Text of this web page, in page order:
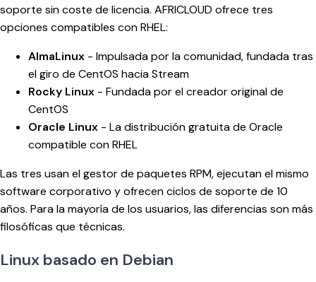
soporte sin coste de licencia. AFRICLOUD ofrece tres
opciones compatibles con RHEL:
AlmaLinux - Impulsada por la comunidad, fundada tras
el giro de CentOS hacia Stream
Rocky Linux - Fundada por el creador original de
CentOS
Oracle Linux - La distribución gratuita de Oracle
compatible con RHEL
Las tres usan el gestor de paquetes RPM, ejecutan el mismo
software corporativo y ofrecen ciclos de soporte de 10
años. Para la mayoría de los usuarios, las diferencias son más
filosóficas que técnicas.
Linux basado en Debian